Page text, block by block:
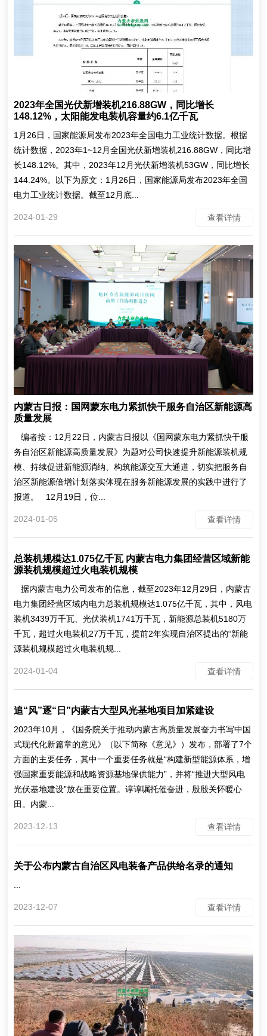
2023年全国光伏新增装机216.88GW，同比增长
148.12%，太阳能发电装机容量约6.1亿千瓦
1月26日，国家能源局发布2023年全国电力工业统计数据。根据
统计数据，2023年1~12月全国光伏新增装机216.88GW，同比增
长148.12%。其中，2023年12月光伏新增装机53GW，同比增长
144.24%。以下为原文：1月26日，国家能源局发布2023年全国
电力工业统计数据。截至12月底...
2024-01-29 查看详情
内蒙古日报：国网蒙东电力紧抓快干服务自治区新能源高
质量发展
编者按：12月22日，内蒙古日报以《国网蒙东电力紧抓快干服
务自治区新能源高质量发展》为题对公司快速提升新能源装机规
模、持续促进新能源消纳、构筑能源交互大通道，切实把服务自
治区新能源倍增计划落实体现在服务新能源发展的实践中进行了
报道。 12月19日，位...
2024-01-05 查看详情
总装机规模达1.075亿千瓦 内蒙古电力集团经营区域新能
源装机规模超过火电装机规模
据内蒙古电力公司发布的信息，截至2023年12月29日，内蒙古
电力集团经营区域内电力总装机规模达1.075亿千瓦，其中，风电
装机3439万千瓦、光伏装机1741万千瓦，新能源总装机5180万
千瓦，超过火电装机27万千瓦，提前2年实现自治区提出的“新能
源装机规模超过火电装机规...
2024-01-04 查看详情
追“风”逐“日”内蒙古大型风光基地项目加紧建设
2023年10月，《国务院关于推动内蒙古高质量发展奋力书写中国
式现代化新篇章的意见》（以下简称《意见》）发布，部署了7个
方面的主要任务，其中一个重要任务就是“构建新型能源体系，增
强国家重要能源和战略资源基地保供能力”，并将“推进大型风电
光伏基地建设”放在重要位置。谆谆嘱托催奋进，殷殷关怀暖心
田。内蒙...
2023-12-13 查看详情
关于公布内蒙古自治区风电装备产品供给名录的通知
2023-12-07 查看详情